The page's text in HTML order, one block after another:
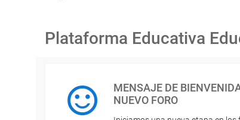
Plataforma Educativa
MENSAJE DE
NUEVO FORO